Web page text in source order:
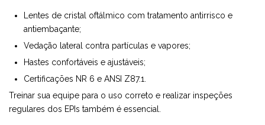
Lentes de cristal oftálmico com tratamento antirrisco e
antiembaçante;
Vedação lateral contra partículas e vapores;
Hastes confortáveis e ajustáveis;
Certificações NR 6 e ANSI Z87.1.
Treinar sua equipe para o uso correto e realizar inspeções
regulares dos EPIs também é essencial.